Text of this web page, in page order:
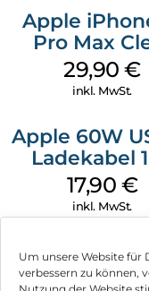
Um unsere Website für
verbessern zu können,
Apple
Pro Max
Case29,90€
inkl. MwSt.
Apple 60W
Ladekabel
Weiß
17,90 €
inkl. MwSt.